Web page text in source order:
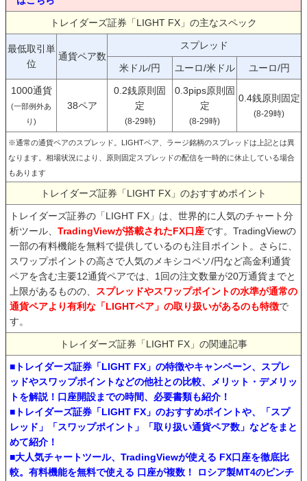
トレイダーズ証券「LIGHT FX」の主なスペック
最低取引単
位
通貨ペア数
スプレッド
米ドル/円 ユーロ/米ドル ユーロ/円
1000通貨
(一部例外あ
り)
38ペア
0.2銭原則固
定
(8-29時)
0.3pips原則固
定
(8-29時)
0.4銭原則固定
(8-29時)
※通常の通貨ペアのスプレッド。LIGHTペア、ラージ銘柄のスプレッドは上記とは異
なります。相場状況により、原則固定スプレッドの配信を一時的に休止している場合
もあります
トレイダーズ証券「LIGHT FX」のおすすめポイント
トレイダーズ証券の「LIGHT FX」は、世界的に人気のチャート分
析ツール、 TradingViewが搭載されたFX口座です。TradingViewの
一部の有料機能を無料で提供しているのも注目ポイント。さらに、
スワップポイントの高さで人気のメキシコペソ/円など高金利通貨
ペアを含む主要12通貨ペアでは、1回の注文数量が20万通貨までと
上限があるものの、 スプレッドやスワップポイントの水準が通常の
通貨ペアより有利な「LIGHTペア」の取り扱いがあるのも特徴で
す。
トレイダーズ証券「LIGHT FX」の関連記事
■トレイダーズ証券「LIGHT FX」の特徴やキャンペーン、スプレ
ッドやスワップポイントなどの他社との比較、メリット・デメリッ
トを解説！口座開設までの時間、必要書類も紹介！
■トレイダーズ証券「LIGHT FX」のおすすめポイントや、「スプ
レッド」「スワップポイント」「取り扱い通貨ペア数」などをまと
めて紹介！
■大人気チャートツール、TradingViewが使える FX口座を徹底比
較。有料機能を無料で使える 口座が複数！ ロシア製MT4のピンチ